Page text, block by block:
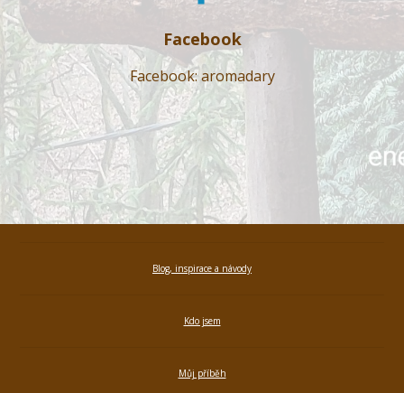
Facebook
Facebook: aromadary
Blog, inspirace a návody
Kdo jsem
Můj příběh